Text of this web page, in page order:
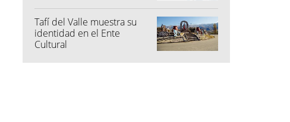
Tafí del Valle muestra su
identidad en el Ente
Cultural